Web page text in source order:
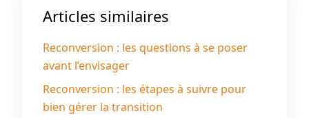
Articles similaires
Reconversion : les questions à se poser
avant l’envisager
Reconversion : les étapes à suivre pour
bien gérer la transition